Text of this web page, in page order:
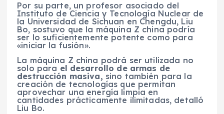
Por su parte, un profesor asociado del
Instituto de Ciencia y Tecnología Nuclear de
la Universidad de Sichuan en Chengdu, Liu
Bo, sostuvo que la máquina Z china podría
ser lo suficientemente potente como para
«iniciar la fusión».
La máquina Z china podrá ser utilizada no
solo para el desarrollo de armas de
destrucción masiva, sino también para la
creación de tecnologías que permitan
aprovechar una energía limpia en
cantidades prácticamente ilimitadas, detalló
Liu Bo.